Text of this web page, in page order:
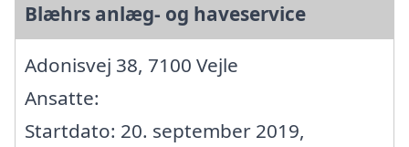
Blæhrs anlæg- og haveservice
Adonisvej 38, 7100 Vejle
Ansatte:
Startdato: 20. september 2019,